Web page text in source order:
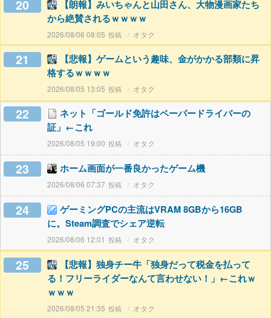
20
【朗報】みいちゃんと山田さん、大物漫画家たち
から絶賛されるｗｗｗｗ
2026/08/06 08:05 オタク
21
【悲報】ゲームという趣味、金がかかる部類に昇
格するｗｗｗｗ
2026/08/05 13:05 オタク
22
ネット「ゴールド免許はペーパードライバーの
証」←これ
2026/08/05 19:00 オタク
23 ホーム画面が一番良かったゲーム機
2026/08/06 07:37 オタク
24
ゲーミングPCの主流はVRAM 8GBから16GB
に。Steam調査でシェア逆転
2026/08/06 12:01 オタク
25
【悲報】独身チー牛「独身だって税金を払って
る！フリーライダーなんて言わせない！」←これｗ
ｗｗｗ
2026/08/05 21:35 オタク